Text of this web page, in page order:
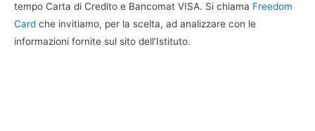
tempo Carta di Credito e Bancomat VISA. Si chiama Freedom
Card che invitiamo, per la scelta, ad analizzare con le
informazioni fornite sul sito dell’Istituto.